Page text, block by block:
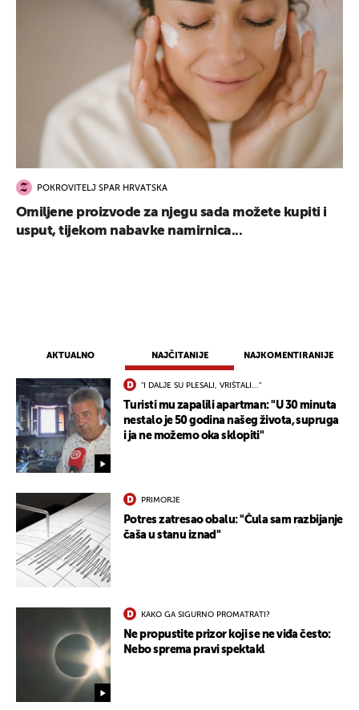
AKTUALNO NAJČITANIJE NAJKOMENTIRANIJE
"I DALJE SU PLESALI, VRIŠTALI..."
Turisti mu zapalili apartman: "U 30 minuta
nestalo je 50 godina našeg života, supruga
i ja ne možemo oka sklopiti"
PRIMORJE
Potres zatresao obalu: "Čula sam razbijanje
čaša u stanu iznad"
KAKO GA SIGURNO PROMATRATI?
Ne propustite prizor koji se ne viđa često:
Nebo sprema pravi spektakl
POKROVITELJ SPAR HRVATSKA
Omiljene proizvode za njegu sada možete kupiti i
usput, tijekom nabavke namirnica...